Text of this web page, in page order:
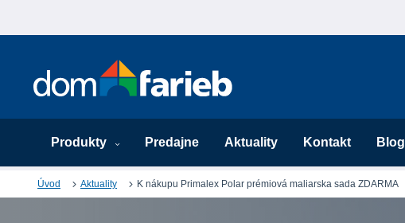
Produkty Predajne Aktuality Kontakt Blog
Úvod Aktuality K nákupu Primalex Polar prémiová maliarska sada ZDARMA